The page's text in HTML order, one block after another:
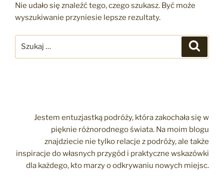
Nie udało się znaleźć tego, czego szukasz. Być może
wyszukiwanie przyniesie lepsze rezultaty.
Jestem entuzjastką podróży, która zakochała się w
pięknie różnorodnego świata. Na moim blogu
znajdziecie nie tylko relacje z podróży, ale także
inspiracje do własnych przygód i praktyczne wskazówki
dla każdego, kto marzy o odkrywaniu nowych miejsc.